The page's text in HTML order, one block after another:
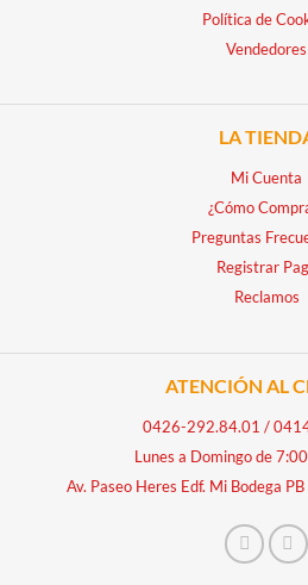
Política de
Vendedores
LA
Mi Cuenta
¿Cómo
Preguntas
Registrar
Reclamos
ATENCIÓN AL
0426-292.84.01 /
Lunes a Domingo de
Av. Paseo Heres Edf. Mi Bodega